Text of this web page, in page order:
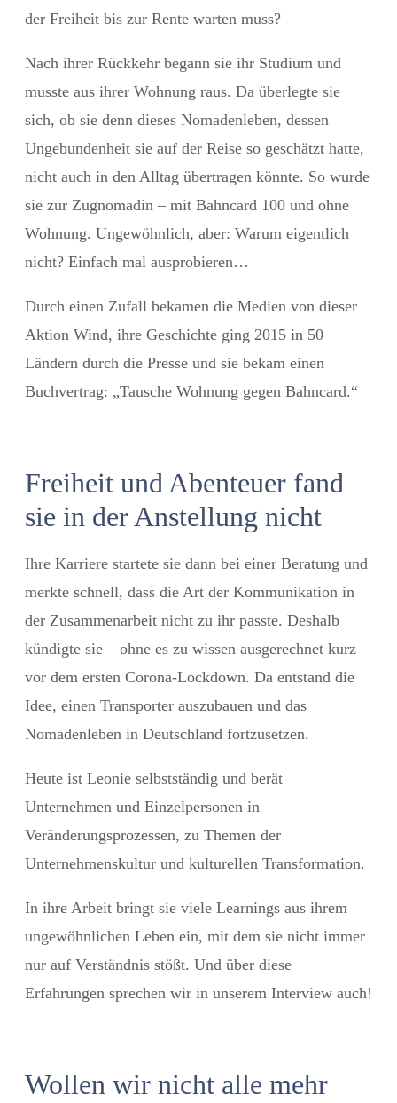
der Freiheit bis zur Rente warten muss?
Nach ihrer Rückkehr begann sie ihr Studium und
musste aus ihrer Wohnung raus. Da überlegte sie
sich, ob sie denn dieses Nomadenleben, dessen
Ungebundenheit sie auf der Reise so geschätzt hatte,
nicht auch in den Alltag übertragen könnte. So wurde
sie zur Zugnomadin – mit Bahncard 100 und ohne
Wohnung. Ungewöhnlich, aber: Warum eigentlich
nicht? Einfach mal ausprobieren…
Durch einen Zufall bekamen die Medien von dieser
Aktion Wind, ihre Geschichte ging 2015 in 50
Ländern durch die Presse und sie bekam einen
Buchvertrag: „Tausche Wohnung gegen Bahncard.“
Freiheit und Abenteuer fand
sie in der Anstellung nicht
Ihre Karriere startete sie dann bei einer Beratung und
merkte schnell, dass die Art der Kommunikation in
der Zusammenarbeit nicht zu ihr passte. Deshalb
kündigte sie – ohne es zu wissen ausgerechnet kurz
vor dem ersten Corona-Lockdown. Da entstand die
Idee, einen Transporter auszubauen und das
Nomadenleben in Deutschland fortzusetzen.
Heute ist Leonie selbstständig und berät
Unternehmen und Einzelpersonen in
Veränderungsprozessen, zu Themen der
Unternehmenskultur und kulturellen Transformation.
In ihre Arbeit bringt sie viele Learnings aus ihrem
ungewöhnlichen Leben ein, mit dem sie nicht immer
nur auf Verständnis stößt. Und über diese
Erfahrungen sprechen wir in unserem Interview auch!
Wollen wir nicht alle mehr